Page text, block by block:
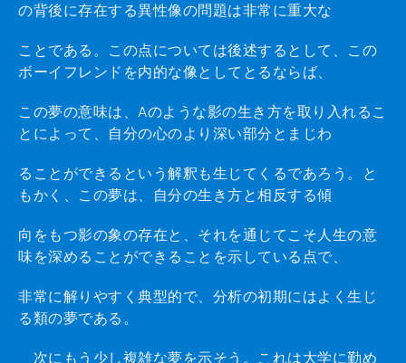
の背後に存在する異性像の問題は非常に重大な
ことである。この点については後述するとして、この
ボーイフレンドを内的な像としてとるならば、
この夢の意味は、Aのような影の生き方を取り入れるこ
とによって、自分の心のより深い部分とまじわ
ることができるという解釈も生じてくるであろう。と
もかく、この夢は、自分の生き方と相反する傾
向をもつ影の象の存在と、それを通じてこそ人生の意
味を深めることができることを示している点で、
非常に解りやすく典型的で、分析の初期にはよく生じ
る類の夢である。
次にもう少し複雑な夢を示そう。これは大学に勤め